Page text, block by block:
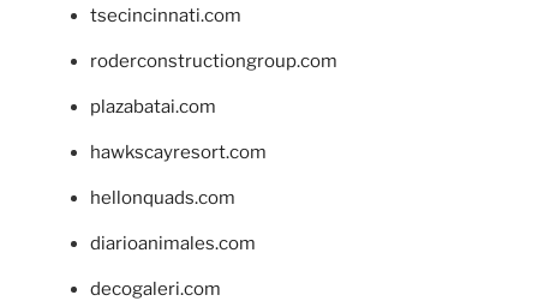
tsecincinnati.com
roderconstructiongroup.com
plazabatai.com
hawkscayresort.com
hellonquads.com
diarioanimales.com
decogaleri.com